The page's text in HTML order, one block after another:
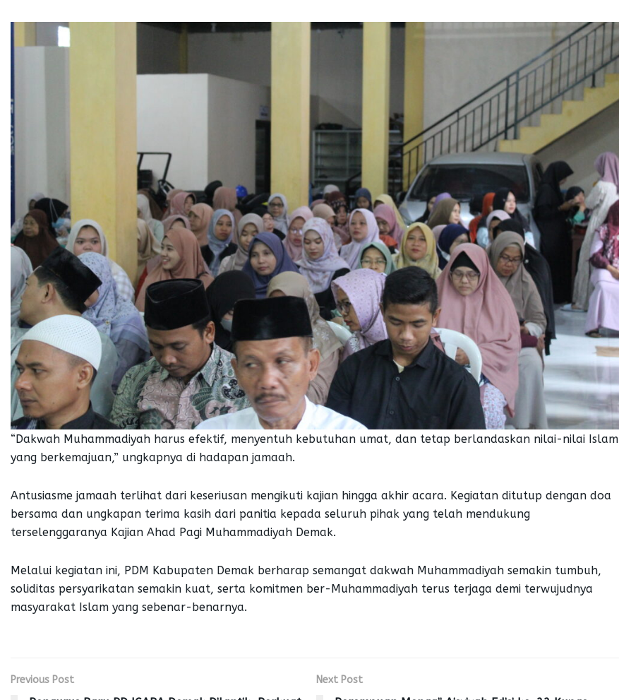
“Dakwah Muhammadiyah harus efektif, menyentuh kebutuhan umat, dan tetap berlandaskan nilai-nilai Islam
yang berkemajuan,” ungkapnya di hadapan jamaah.
Antusiasme jamaah terlihat dari keseriusan mengikuti kajian hingga akhir acara. Kegiatan ditutup dengan doa
bersama dan ungkapan terima kasih dari panitia kepada seluruh pihak yang telah mendukung
terselenggaranya Kajian Ahad Pagi Muhammadiyah Demak.
Melalui kegiatan ini, PDM Kabupaten Demak berharap semangat dakwah Muhammadiyah semakin tumbuh,
soliditas persyarikatan semakin kuat, serta komitmen ber-Muhammadiyah terus terjaga demi terwujudnya
masyarakat Islam yang sebenar-benarnya.
Previous Post Next Post